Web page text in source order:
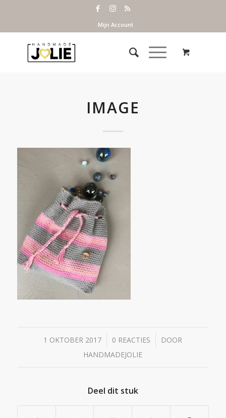
Mijn Account
IMAGE
1 OKTOBER 2017
/ 0 REACTIES
/
DOOR
HANDMADEJOLIE
Deel dit stuk